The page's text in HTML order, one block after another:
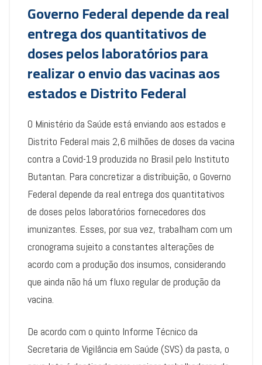
Governo Federal depende da real
entrega dos quantitativos de
doses pelos laboratórios para
realizar o envio das vacinas aos
estados e Distrito Federal
O Ministério da Saúde está enviando aos estados e
Distrito Federal mais 2,6 milhões de doses da vacina
contra a Covid-19 produzida no Brasil pelo Instituto
Butantan. Para concretizar a distribuição, o Governo
Federal depende da real entrega dos quantitativos
de doses pelos laboratórios fornecedores dos
imunizantes. Esses, por sua vez, trabalham com um
cronograma sujeito a constantes alterações de
acordo com a produção dos insumos, considerando
que ainda não há um fluxo regular de produção da
vacina.
De acordo com o quinto Informe Técnico da
Secretaria de Vigilância em Saúde (SVS) da pasta, o